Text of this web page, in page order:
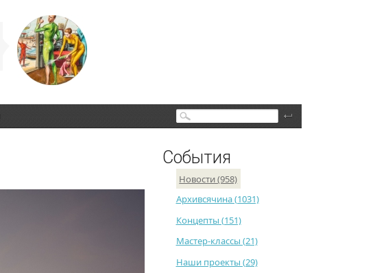
Поиск
События
Новости (958)
Архивсячина (1031)
Концепты (151)
Мастер-классы (21)
Наши проекты (29)